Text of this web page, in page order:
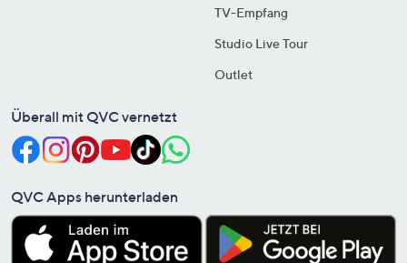
TV-Empfang
Studio Live Tour
Outlet
Überall mit QVC vernetzt
QVC Apps herunterladen